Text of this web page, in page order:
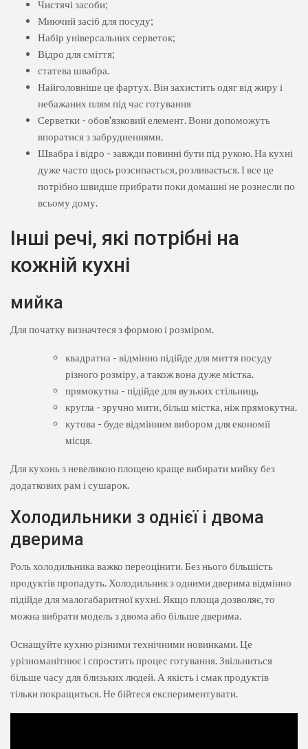
Чистячі засоби;
Миючий засіб для посуду;
Набір універсальних серветок;
Відро для сміття;
статева швабра.
Найголовніше це фартух. Він захистить одяг від жиру і
небажаних плям під час готування
Серветки - обов'язковий елемент. Вони допоможуть
впоратися з забрудненнями.
Швабра і відро - завжди повинні бути під рукою. На кухні
дуже часто щось розсипається, розливається. І все це
потрібно швидше прибрати поки домашні не рознесли по
всьому дому.
Інші речі, які потрібні на
кожній кухні
мийка
Для початку визначтеся з формою і розміром.
квадратна - відмінно підійде для миття посуду
різного розміру, а також вона дуже містка.
прямокутна - підійде для вузьких стільниць
кругла - зручно мити, більш містка, ніж прямокутна.
кутова - буде відмінним вибором для економії
місця.
Для кухонь з невеликою площею краще вибирати мийку без
додаткових рам і сушарок.
Холодильники з однієї і двома
дверима
Роль холодильника важко переоцінити. Без нього більшість
продуктів пропадуть. Холодильник з одними дверима відмінно
підійде для малогабаритної кухні. Якщо площа дозволяє, то
можна вибрати модель з двома або більше дверима.
Оснащуйте кухню різними технічними новинками. Це
урізноманітнює і спростить процес готування. Звільниться
більше часу для близьких людей. А якість і смак продуктів
тільки покращиться. Не бійтеся експериментувати.